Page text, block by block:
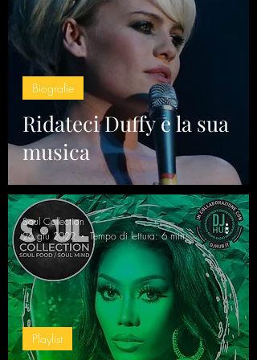
Ridateci Duffy e la sua
musica
Biografie
Playlist
Soul Collection
26 giu 2022
Tempo di lettura: 6 min